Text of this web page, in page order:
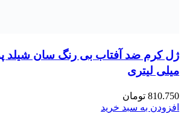
میلی لیتری
810.750 تومان
افزودن به سبد خرید